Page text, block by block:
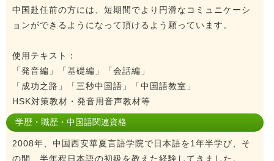
中国赴任前の方には、短期間でより円滑なコミュニケーシ
ョンができるようになって頂けるよう願っています。
使用テキスト：
「発音編」「基礎編」「会話編」
「成功之路」「三秒中国語」「中国語教室」
HSK対策教材・発音用音声教材等
学歴・職歴・中国語関連資格
2008年、中国西安華夏言語学院で日本語を1年半学び、そ
の間、半年程日本語の初級を教えた経験してきました。